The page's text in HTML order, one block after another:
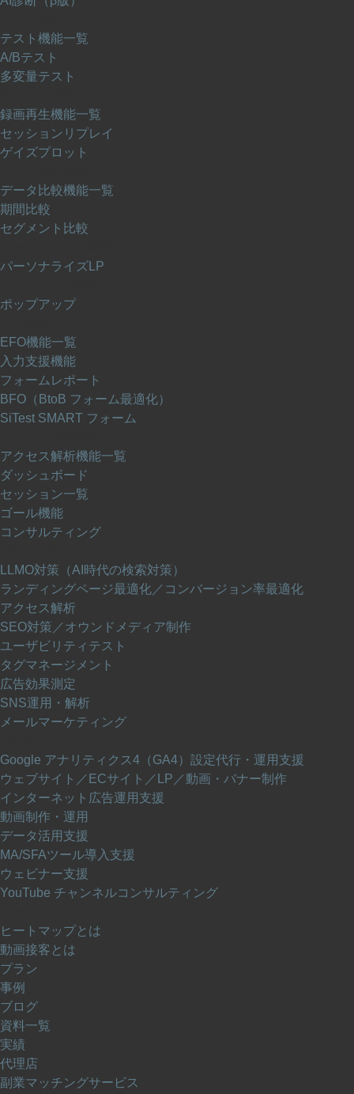
テスト機能一覧
A/Bテスト
多変量テスト
録画再生機能一覧
セッションリプレイ
ゲイズプロット
データ比較機能一覧
期間比較
セグメント比較
パーソナライズLP
ポップアップ
EFO機能一覧
入力支援機能
フォームレポート
BFO（BtoB フォーム最適化）
SiTest SMART フォーム
アクセス解析機能一覧
ダッシュボード
セッション一覧
ゴール機能
コンサルティング
LLMO対策（AI時代の検索対策）
ランディングページ最適化／コンバージョン率最適化
アクセス解析
SEO対策／オウンドメディア制作
ユーザビリティテスト
タグマネージメント
広告効果測定
SNS運用・解析
メールマーケティング
Google アナリティクス4（GA4）設定代行・運用支援
ウェブサイト／ECサイト／LP／動画・バナー制作
インターネット広告運用支援
動画制作・運用
データ活用支援
MA/SFAツール導入支援
ウェビナー支援
YouTube チャンネルコンサルティング
ヒートマップとは
動画接客とは
プラン
事例
ブログ
資料一覧
実績
代理店
副業マッチングサービス